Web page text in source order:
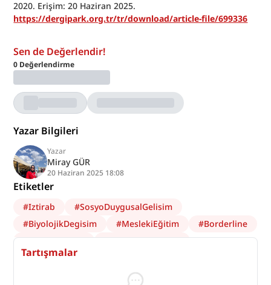
https://dergipark.org.tr/tr/download/article-file/699336
Sen de Değerlendir!
0 Değerlendirme
Yazar Bilgileri
Yazar
Miray GÜR
20 Haziran 2025 18:08
Etiketler
#Iztirab #SosyoDuygusalGelisim
#BiyolojikDegisim #MeslekiEğitim #Borderline
#Beceri Eğitimi #Kabul ve Değişim
#Duygu Regülasyonu
Borderline Kişilik Bozukluğu
Tartışmalar